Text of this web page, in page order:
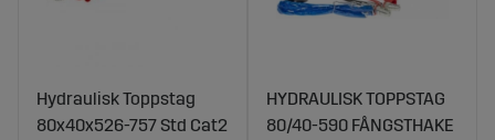
Hydraulisk Toppstag
80x40x526-757 Std Cat2
HYDRAULISK TOPPSTAG
80/40-590 FÅNGSTHAKE